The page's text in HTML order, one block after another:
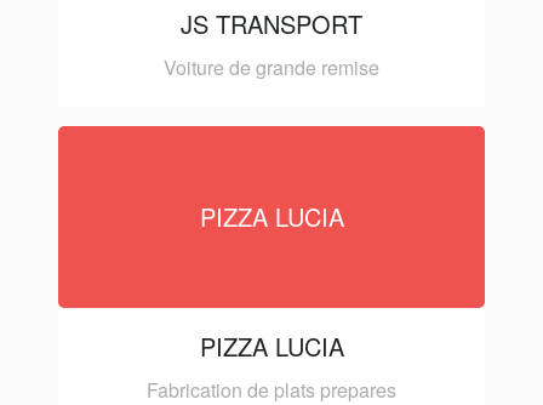
JS TRANSPORT
Voiture de grande remise
PIZZA LUCIA
PIZZA LUCIA
Fabrication de plats prepares